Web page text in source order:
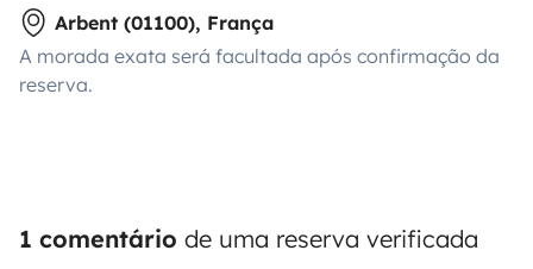
Arbent (01100), França
A morada exata será facultada após confirmação da
reserva.
1 comentário de uma reserva verificada